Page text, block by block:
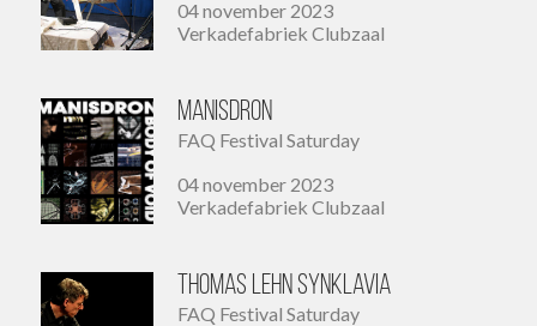
04 november 2023
Verkadefabriek Clubzaal
Manisdron
FAQ Festival Saturday
04 november 2023
Verkadefabriek Clubzaal
Thomas Lehn SYNKLAVIA
FAQ Festival Saturday